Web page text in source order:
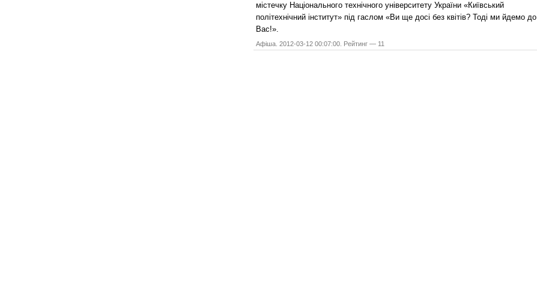
містечку Національного технічного університету України «Київський
політехнічний інститут» під гаслом «Ви ще досі без квітів? Тоді ми йдемо до
Вас!».
Афіша. 2012-03-12 00:07:00. Рейтинг — 11